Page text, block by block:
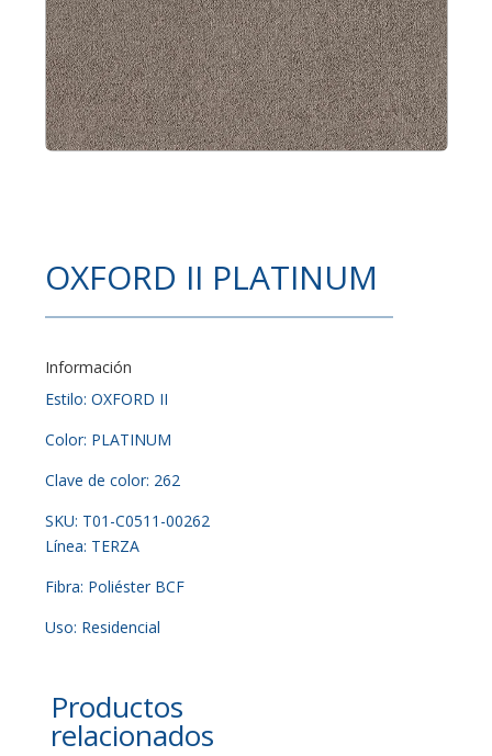
OXFORD II PLATINUM
Información
Estilo: OXFORD II
Color: PLATINUM
Clave de color: 262
SKU: T01-C0511-00262
Línea: TERZA
Fibra: Poliéster BCF
Uso: Residencial
Productos
relacionados